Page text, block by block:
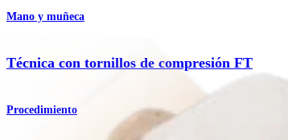
Mano y muñeca
Técnica con tornillos de compresión FT
Procedimiento